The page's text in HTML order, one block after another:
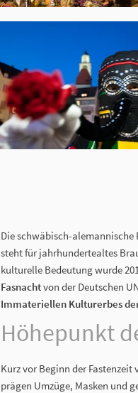
Die schwäbisch-alemannische
steht für jahrhundertealtes
kulturelle Bedeutung wurde
Fasnachtvon der Deutschen
Immateriellen Kulturerbes der
Höhepunkt
Kurz vor Beginn der
prägen Umzüge, Masken und